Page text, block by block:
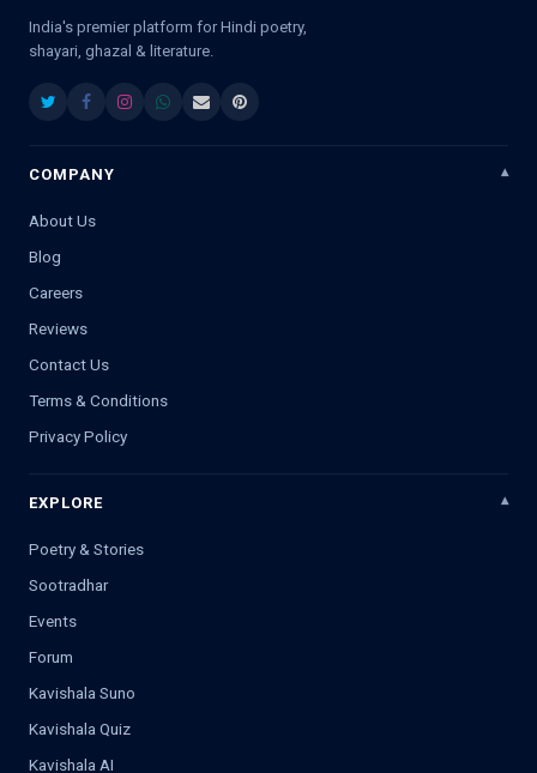
India's premier platform for Hindi poetry,
shayari, ghazal & literature.
COMPANY
About Us
Blog
Careers
Reviews
Contact Us
Terms & Conditions
Privacy Policy
EXPLORE
Poetry & Stories
Sootradhar
Events
Forum
Kavishala Suno
Kavishala Quiz
Kavishala AI